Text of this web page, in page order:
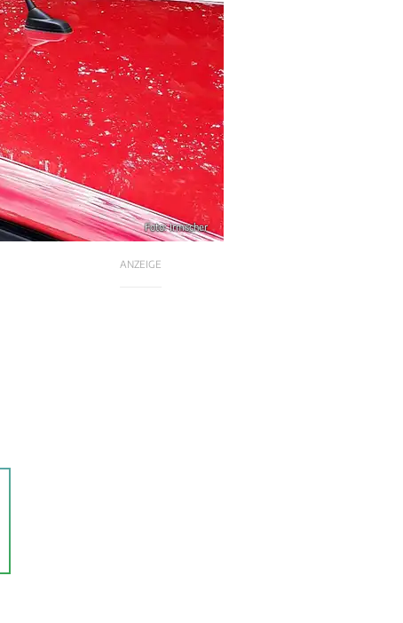
Foto: Irmscher
ANZEIGE